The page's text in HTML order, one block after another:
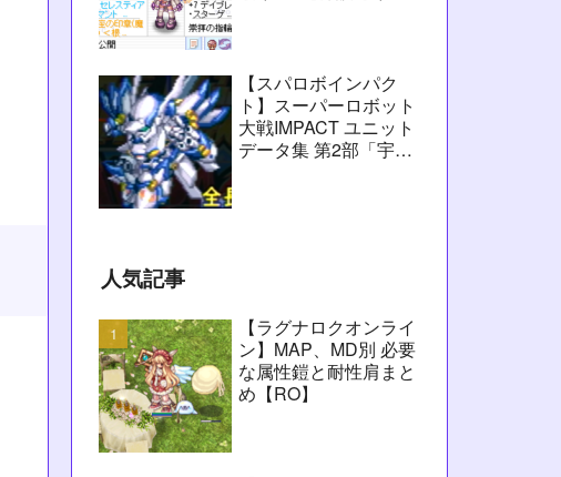
【スパロボインパク
ト】スーパーロボット
大戦IMPACT ユニット
データ集 第2部「宇宙
人気記事
【ラグナロクオンライ
ン】MAP、MD別 必要
な属性鎧と耐性肩まと
め【RO】